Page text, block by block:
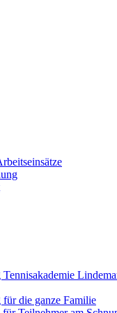
für die ganze Familie